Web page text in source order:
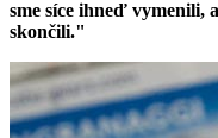
sme síce ihneď vymenili,
skončili."